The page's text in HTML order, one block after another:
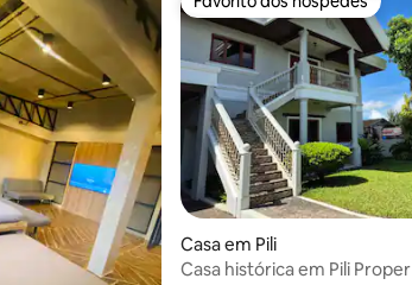
4avaliações
Favorito dos hóspedes
Casa em Pili
Casa histórica em Pili Proper